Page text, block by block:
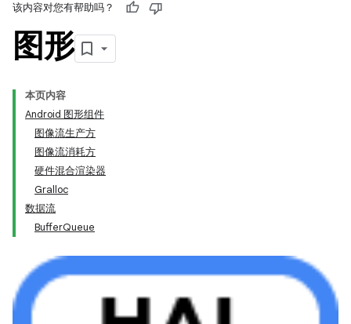
该内容对您有帮助吗？
图形
本页内容
Android 图形组件
图像流生产方
图像流消耗方
硬件混合渲染器
Gralloc
数据流
BufferQueue